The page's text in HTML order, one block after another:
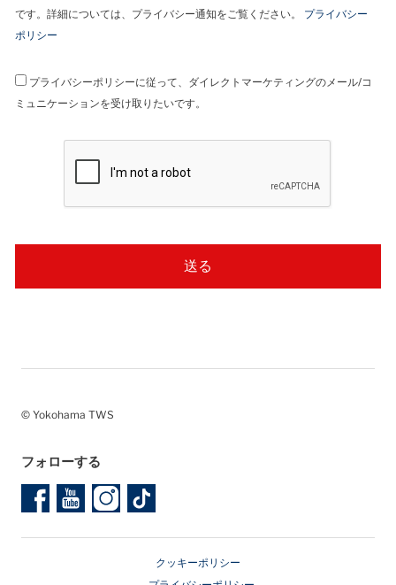
です。詳細については、プライバシー通知をご覧ください。 プライバシー
ポリシー
プライバシーポリシーに従って、ダイレクトマーケティングのメール/コ
ミュニケーションを受け取りたいです。
© Yokohama TWS
フォローする
クッキーポリシー